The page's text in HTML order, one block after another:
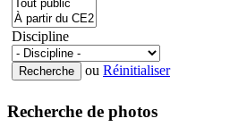
Discipline
ou Réinitialiser
Recherche de photos